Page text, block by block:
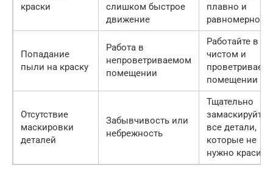
краски
слишком быстрое
движение
плавно и
равномерно
Попадание
пыли на краску
Работа в
непроветриваемом
помещении
Работайте в
чистом и
помещении
Отсутствие
маскировки
деталей
Забывчивость или
небрежность
Тщательно
замаскируйте
все детали,
которые не
нужно красить